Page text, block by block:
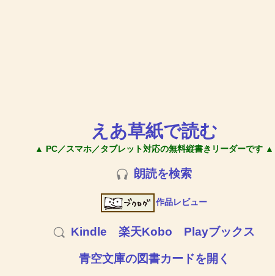
えあ草紙で読む
▲ PC／スマホ／タブレット対応の無料縦書きリーダーです ▲
朗読を検索
作品レビュー
Kindle 楽天Kobo Playブックス
青空文庫の図書カードを開く